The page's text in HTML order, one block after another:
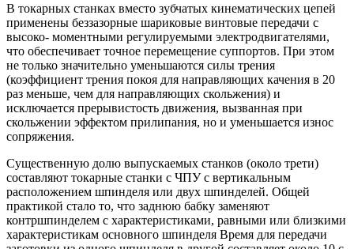
В токарных станках вместо зубчатых кинематических цепей
применены беззазорные шариковые винтовые передачи с
высоко- моментными регулируемыми электродвигателями,
что обеспечивает точное перемещение суппортов. При этом
не только значительно уменьшаются силы трения
(коэффициент трения покоя для направляющих качения в 20
раз меньше, чем для направляющих скольжения) и
исключается прерывистость движения, вызванная при
скольжении эффектом прилипания, но и уменьшается износ
сопряжения.
Существенную долю выпускаемых станков (около трети)
составляют токарные станки с ЧПУ с вертикальным
расположением шпинделя или двух шпинделей. Общей
практикой стало то, что заднюю бабку заменяют
контршпинделем с характеристиками, равными или близкими
характеристикам основного шпинделя Время для передачи